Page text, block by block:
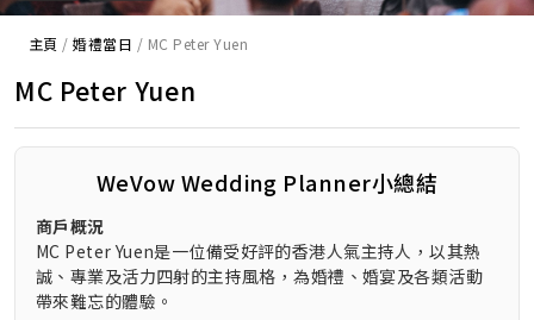
主頁 /婚禮當日 / MC Peter Yuen
MC Peter Yuen
WeVow Wedding Planner小總結
商戶概況
MC Peter Yuen是一位備受好評的香港人氣主持人，以其熱
誠、專業及活力四射的主持風格，為婚禮、婚宴及各類活動
帶來難忘的體驗。